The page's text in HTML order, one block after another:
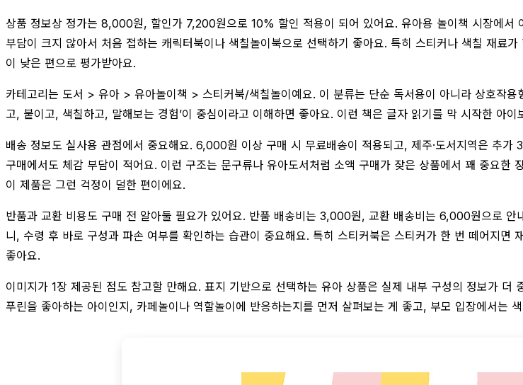
상품 정보상 정가는 8,000원, 할인가 7,200원으로 10% 할인 적용이 되어 있어요. 유아용 놀이책 시장에서
부담이 크지 않아서 처음 접하는 캐릭터북이나 색칠놀이북으로 선택하기 좋아요. 특히 스티커나 색칠 재료
이 낮은 편으로 평가받아요.
카테고리는 도서 > 유아 > 유아놀이책 > 스티커북/색칠놀이예요. 이 분류는 단순 독서용이 아니라 상호작
고, 붙이고, 색칠하고, 말해보는 경험’이 중심이라고 이해하면 좋아요. 이런 책은 글자 읽기를 막 시작한 아
배송 정보도 실사용 관점에서 중요해요. 6,000원 이상 구매 시 무료배송이 적용되고, 제주·도서지역은 추
구매에서도 체감 부담이 적어요. 이런 구조는 문구류나 유아도서처럼 소액 구매가 잦은 상품에서 꽤 중요
이 제품은 그런 걱정이 덜한 편이에요.
반품과 교환 비용도 구매 전 알아둘 필요가 있어요. 반품 배송비는 3,000원, 교환 배송비는 6,000원으로
니, 수령 후 바로 구성과 파손 여부를 확인하는 습관이 중요해요. 특히 스티커북은 스티커가 한 번 떼어지
좋아요.
이미지가 1장 제공된 점도 참고할 만해요. 표지 기반으로 선택하는 유아 상품은 실제 내부 구성의 정보가
푸린을 좋아하는 아이인지, 카페놀이나 역할놀이에 반응하는지를 먼저 살펴보는 게 좋고, 부모 입장에서는